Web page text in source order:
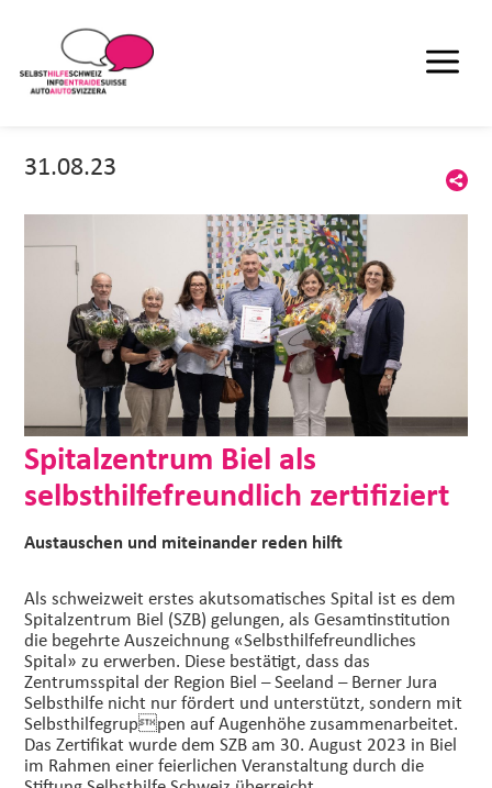
31.08.23
Spitalzentrum Biel als
selbsthilfefreundlich zertifiziert
Austauschen und miteinander reden hilft
Als schweizweit erstes akutsomatisches Spital ist es dem
Spitalzentrum Biel (SZB) gelungen, als Gesamtinstitution
die begehrte Auszeichnung «Selbsthilfefreundliches
Spital» zu erwerben. Diese bestätigt, dass das
Zentrumsspital der Region Biel – Seeland – Berner Jura
Selbsthilfe nicht nur fördert und unterstützt, sondern mit
Selbsthilfegruppen auf Augenhöhe zusammenarbeitet.
Das Zertifikat wurde dem SZB am 30. August 2023 in Biel
im Rahmen einer feierlichen Veranstaltung durch die